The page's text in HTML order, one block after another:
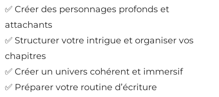
✅ Créer des personnages profonds et
attachants
✅ Structurer votre intrigue et organiser vos
chapitres
✅ Créer un univers cohérent et immersif
✅ Préparer votre routine d’écriture